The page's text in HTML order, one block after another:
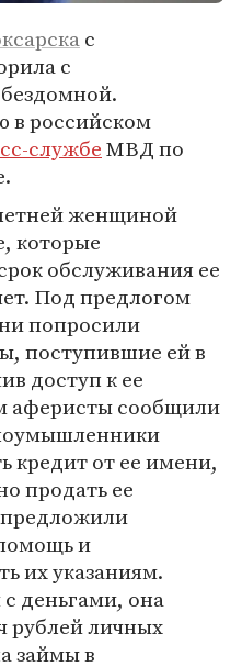
с
с
в российском
службеМВД по
женщиной
которые
обслуживания ее
Под предлогом
попросили
поступившие ей в
доступ к ее
аферисты сообщили
кредит от ее имени,
продать ее
и
их указаниям.
деньгами, она
рублей личных
займы в